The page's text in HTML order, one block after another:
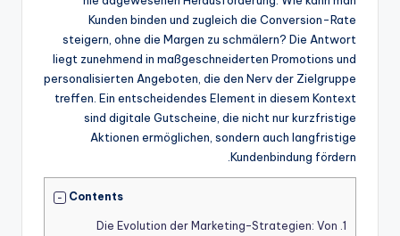
Kunden binden und zugleich die Conversion-Rate
steigern, ohne die Margen zu schmälern? Die Antwort
liegt zunehmend in maßgeschneiderten Promotions und
personalisierten Angeboten, die den Nerv der Zielgruppe
treffen. Ein entscheidendes Element in diesem Kontext
sind digitale Gutscheine, die nicht nur kurzfristige
Aktionen ermöglichen, sondern auch langfristige
Kundenbindung fördern.
Contents
1.
Die Evolution der Marketing-Strategien: Von